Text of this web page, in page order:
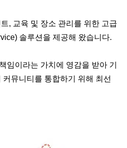
, 교육 및 장소 관리를 위한 고급
솔루션을 제공해 왔습니다.
임이라는 가치에 영감을 받아 기
뮤니티를 통합하기 위해 최선